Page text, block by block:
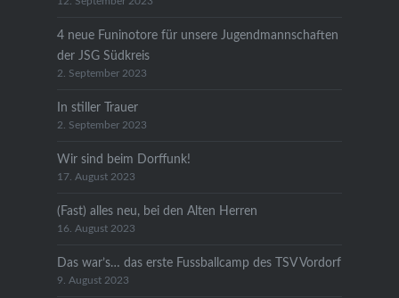
4 neue Funinotore für unsere Jugendmannschaften
der JSG Südkreis
2. September 2023
In stiller Trauer
2. September 2023
Wir sind beim Dorffunk!
17. August 2023
(Fast) alles neu, bei den Alten Herren
16. August 2023
Das war’s… das erste Fussballcamp des TSV Vordorf
9. August 2023